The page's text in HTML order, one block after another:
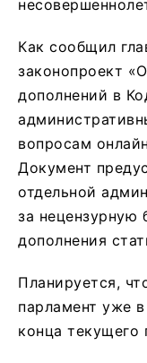
Как сообщил
законопроект
дополнений в
вопросам
Документ
отдельной
за нецензурную
дополнения
Планируется,
парламент уже
конца текущего